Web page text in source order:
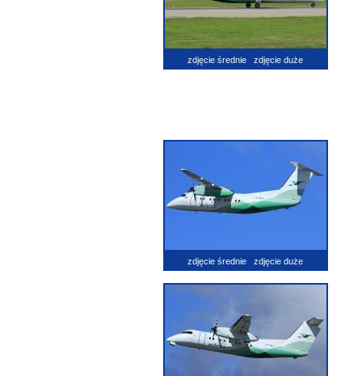
zdjęcie średnie zdjęcie duże
zdjęcie średnie zdjęcie duże